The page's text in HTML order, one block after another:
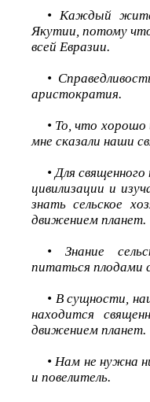
• Каждый
Якутии, потому
всей Евразии.
•
аристократия.
• То, что хорошо
мне сказали наши
• Для
цивилизации и
знать сельское
движением планет.
• Знание
питаться плодами
• В сущности,
находится
движением планет.
• Нам не нужна
и повелитель.